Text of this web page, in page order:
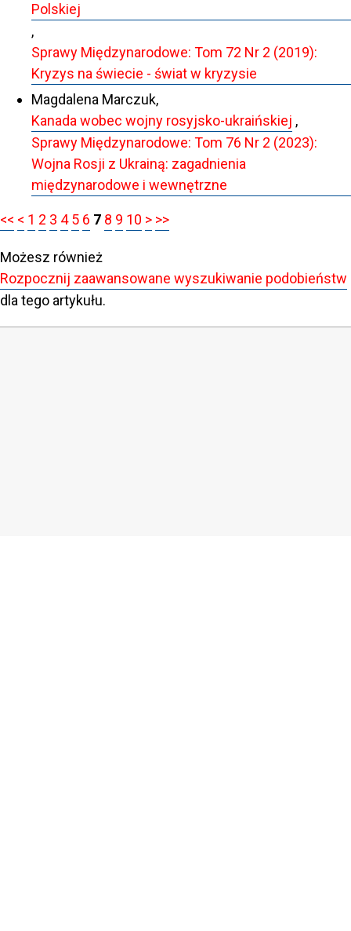
Polskiej
,
Sprawy Międzynarodowe: Tom 72 Nr 2 (2019):
Kryzys na świecie - świat w kryzysie
Magdalena Marczuk,
Kanada wobec wojny rosyjsko-ukraińskiej ,
Sprawy Międzynarodowe: Tom 76 Nr 2 (2023):
Wojna Rosji z Ukrainą: zagadnienia
międzynarodowe i wewnętrzne
<< < 1 2 3 4 5 6 7 8 9 10 > >>
Możesz również
Rozpocznij zaawansowane wyszukiwanie podobieństw
dla tego artykułu.